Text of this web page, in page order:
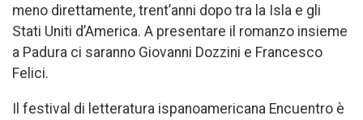
meno direttamente, trent’anni dopo tra la Isla e gli
Stati Uniti d’America. A presentare il romanzo insieme
a Padura ci saranno Giovanni Dozzini e Francesco
Felici.
Il festival di letteratura ispanoamericana Encuentro è